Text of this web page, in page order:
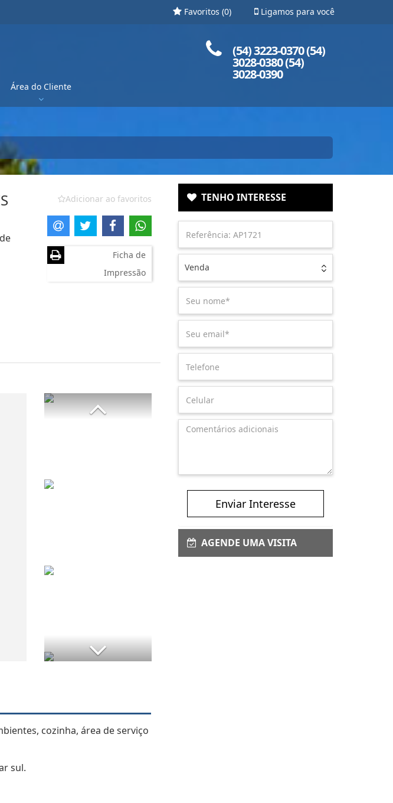
Ligamos para você
Favoritos (0)
Área do Cliente
(54) 3223-0370 (54)
3028-0380 (54)
3028-0390
Adicionar ao favoritos
Ficha de
Impressão
cozinha, área de serviço
sul.
TENHO INTERESSE
Venda
Enviar Interesse
AGENDE UMA VISITA